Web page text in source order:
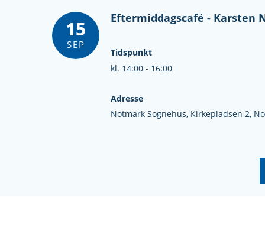
15
SEP
Eftermiddagscafé -
Tidspunkt
kl. 14:00 - 16:00
Adresse
Notmark Sognehus, Kirkepladsen 2,